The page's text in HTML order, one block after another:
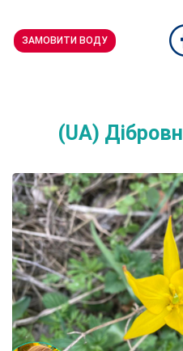
ЗАМОВИТИ ВОДУ
(UA)